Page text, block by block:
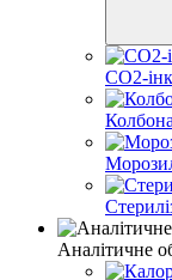
CO2-
Аналітичне